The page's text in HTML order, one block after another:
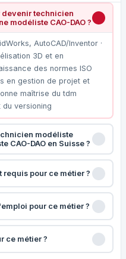
devenir technicien
modéliste CAO-DAO ?
AutoCAD/Inventor ·
3D et en
des normes ISO
en gestion de projet et
maîtrise du tdm
du versioning
modéliste
CAO-DAO en Suisse ?
pour ce métier ?
pour ce métier ?
ce métier ?